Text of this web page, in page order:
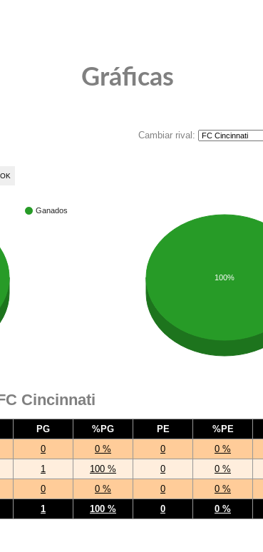
Gráficas
Cambiar rival:
Ganados
100%
Cincinnati
PG %PG PE %PE
0 0 % 0 0 %
1 100 % 0 0 %
0 0 % 0 0 %
1 100 % 0 0 %